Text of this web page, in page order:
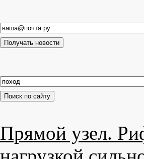
Прямой узел.